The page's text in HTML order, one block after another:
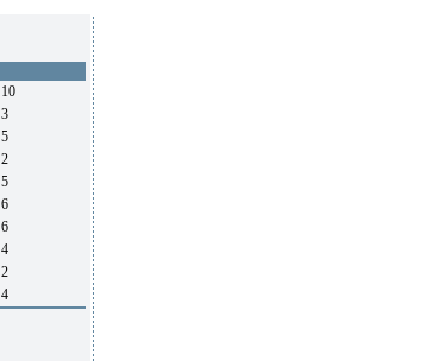
10
3
5
2
5
6
6
4
2
4